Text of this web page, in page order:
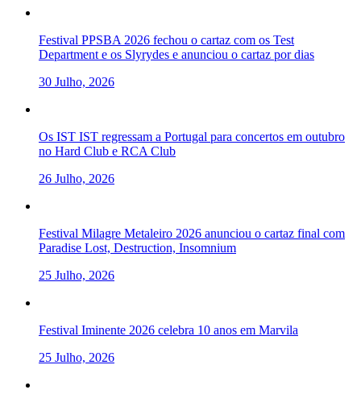
Festival PPSBA 2026 fechou o cartaz com os Test
Department e os Slyrydes e anunciou o cartaz por dias
30 Julho, 2026
Os IST IST regressam a Portugal para concertos em outubro
no Hard Club e RCA Club
26 Julho, 2026
Festival Milagre Metaleiro 2026 anunciou o cartaz final com
Paradise Lost, Destruction, Insomnium
25 Julho, 2026
Festival Iminente 2026 celebra 10 anos em Marvila
25 Julho, 2026